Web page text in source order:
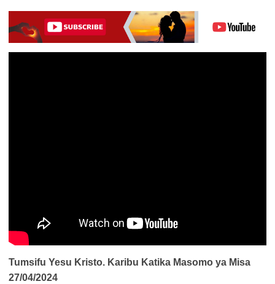
Tumsifu Yesu Kristo. Karibu Katika Masomo ya Misa
27/04/2024